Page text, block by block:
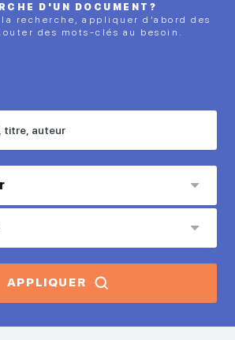
D'UN DOCUMENT?
recherche, appliquer d’abord des
des mots-clés au besoin.
APPLIQUER